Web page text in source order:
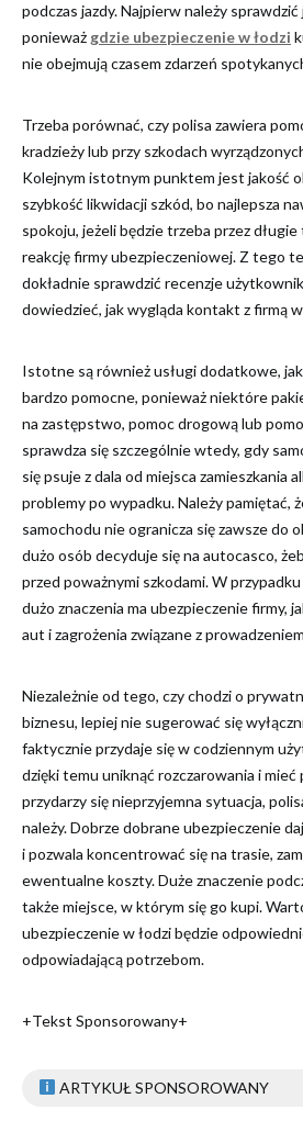
podczas jazdy. Najpierw należy
ponieważ gdzie ubezpieczenie w łodzi
nie obejmują czasem zdarzeń
Trzeba porównać, czy polisa zawiera
kradzieży lub przy szkodach
Kolejnym istotnym punktem jest jakość
szybkość likwidacji szkód, bo najlepsza
spokoju, jeżeli będzie trzeba przez
reakcję firmy ubezpieczeniowej. Z tego
dokładnie sprawdzić recenzje
dowiedzieć, jak wygląda kontakt z firmą
Istotne są również usługi dodatkowe,
bardzo pomocne, ponieważ niektóre
na zastępstwo, pomoc drogową lub
sprawdza się szczególnie wtedy, gdy
się psuje z dala od miejsca zamieszkania
problemy po wypadku. Należy pamiętać,
samochodu nie ogranicza się zawsze do
dużo osób decyduje się na autocasco,
przed poważnymi szkodami. W
dużo znaczenia ma ubezpieczenie firmy,
aut i zagrożenia związane z
Niezależnie od tego, czy chodzi o
biznesu, lepiej nie sugerować się
faktycznie przydaje się w codziennym
dzięki temu uniknąć rozczarowania i mieć
przydarzy się nieprzyjemna sytuacja,
należy. Dobrze dobrane ubezpieczenie
i pozwala koncentrować się na trasie,
ewentualne koszty. Duże znaczenie
także miejsce, w którym się go kupi.
ubezpieczenie w łodzi będzie
odpowiadającą potrzebom.
+Tekst Sponsorowany+
ARTYKUŁ SPONSOROWANY